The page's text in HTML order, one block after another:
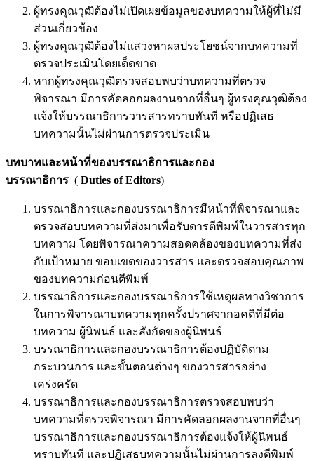
ผู้ทรงคุณวุฒิต้องไม่เปิดเผยข้อมูลของบทความให้ผู้ที่ไม่มี
ส่วนเกี่ยวข้อง
ผู้ทรงคุณวุฒิต้องไม่แสวงหาผลประโยชน์จากบทความที่
ตรวจประเมินโดยเด็ดขาด
หากผู้ทรงคุณวุฒิตรวจสอบพบว่าบทความที่ตรวจ
พิจารณา มีการคัดลอกผลงานจากที่อื่นๆ ผู้ทรงคุณวุฒิต้อง
แจ้งให้บรรณาธิการวารสารทราบทันที หรือปฏิเสธ
บทความนั้นไม่ผ่านการตรวจประเมิน
บทบาทและหน้าที่ของบรรณาธิการและกอง
บรรณาธิการ ( Duties of Editors)
บรรณาธิการและกองบรรณาธิการมีหน้าที่พิจารณาและ
ตรวจสอบบทความที่ส่งมาเพื่อรับดารตีพิมพ์ในวารสารทุก
บทความ โดยพิจารณาความสอดคล้องของบทความที่ส่ง
กับเป้าหมาย ขอบเขตของวารสาร และตรวจสอบคุณภาพ
ของบทความก่อนตีพิมพ์
บรรณาธิการและกองบรรณาธิการใช้เหตุผลทางวิชาการ
ในการพิจารณาบทความทุกครั้งปราศจากอคติที่มีต่อ
บทความ ผู้นิพนธ์ และสังกัดของผู้นิพนธ์
บรรณาธิการและกองบรรณาธิการต้องปฏิบัติตาม
กระบวนการ และขั้นตอนต่างๆ ของวารสารอย่าง
เคร่งครัด
บรรณาธิการและกองบรรณาธิการตรวจสอบพบว่า
บทความที่ตรวจพิจารณา มีการคัดลอกผลงานจากที่อื่นๆ
บรรณาธิการและกองบรรณาธิการต้องแจ้งให้ผู้นิพนธ์
ทราบทันที และปฏิเสธบทความนั้นไม่ผ่านการลงตีพิมพ์